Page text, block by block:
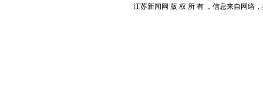
江苏新闻网 版 权 所 有 ，信息来自网络